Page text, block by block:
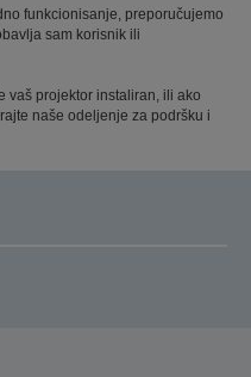
funkcionisanje, preporučujemo
sam korisnik ili
vaš projektor instaliran, ili ako
naše odeljenje za podršku i